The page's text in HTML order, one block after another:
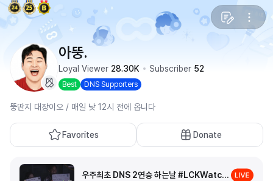
아뚱.
Loyal Viewer 28.30K Subscriber 52
Best DNS Supporters
뚱딴지 대장이오 / 매일 낮 12시 전에 옵니다
Favorites Donate